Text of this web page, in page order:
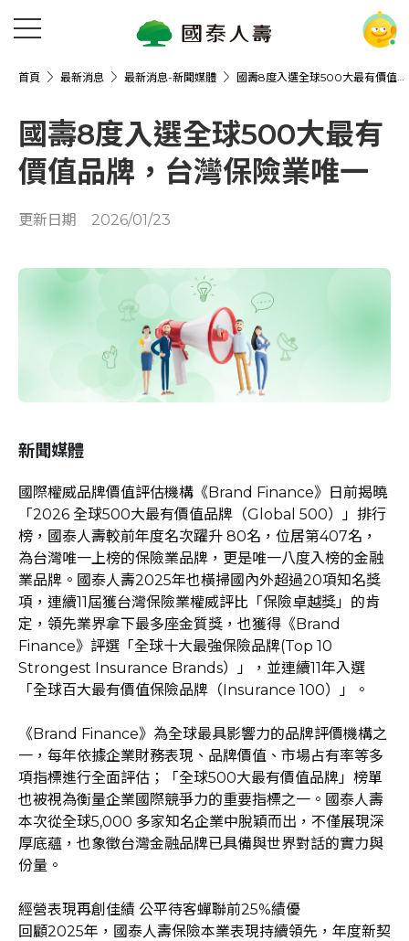
首頁 最新消息 最新消息-新聞媒體 國壽8度入選全球500大最有價值品牌，台灣保險業唯一
國壽8度入選全球500大最有
價值品牌，台灣保險業唯一
更新日期 2026/01/23
新聞媒體
國際權威品牌價值評估機構《Brand Finance》日前揭曉
「2026 全球500大最有價值品牌（Global 500）」排行
榜，國泰人壽較前年度名次躍升 80名，位居第407名，
為台灣唯一上榜的保險業品牌，更是唯一八度入榜的金融
業品牌。國泰人壽2025年也橫掃國內外超過20項知名獎
項，連續11屆獲台灣保險業權威評比「保險卓越獎」的肯
定，領先業界拿下最多座金質獎，也獲得《Brand
Finance》評選「全球十大最強保險品牌(Top 10
Strongest Insurance Brands）」，並連續11年入選
「全球百大最有價值保險品牌（Insurance 100）」。
《Brand Finance》為全球最具影響力的品牌評價機構之
一，每年依據企業財務表現、品牌價值、市場占有率等多
項指標進行全面評估；「全球500大最有價值品牌」榜單
也被視為衡量企業國際競爭力的重要指標之一。國泰人壽
本次從全球5,000 多家知名企業中脫穎而出，不僅展現深
厚底蘊，也象徵台灣金融品牌已具備與世界對話的實力與
份量。
經營表現再創佳績 公平待客蟬聯前25%績優
回顧2025年，國泰人壽保險本業表現持續領先，年度新契